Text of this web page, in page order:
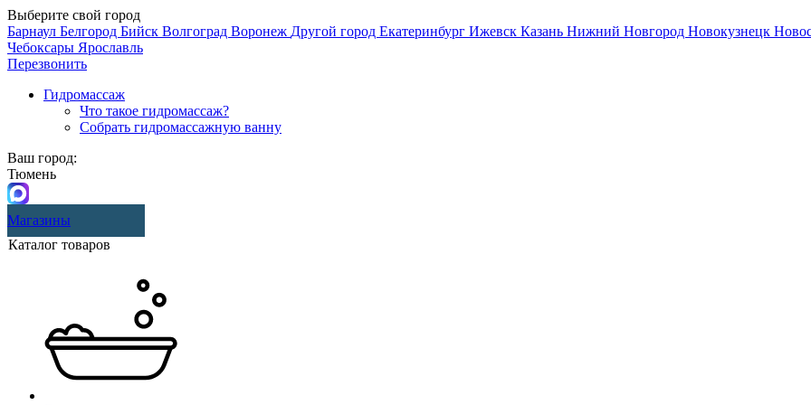
Выберите свой город
Барнаул Белгород Бийск Волгоград Воронеж Другой город Екатеринбург Ижевск Казань Нижний Новгород Новокузнецк
Чебоксары Ярославль
Перезвонить
Гидромассаж
Что такое гидромассаж?
Собрать гидромассажную ванну
Ваш город:
Тюмень
Магазины
Каталог товаров